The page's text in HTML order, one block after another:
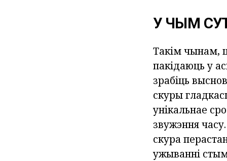
У ЧЫМ
Такім чынам,
пакідаюць у
зрабіць
скуры
унікальнае
звужэння
скура
ужыванні